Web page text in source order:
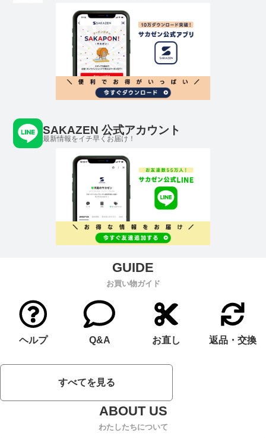
SAKAZEN 公式アカウント
最新情報をイチ早くお届け！
お買い物ガイド
ヘルプ Q&A お直し 返品・交換
すべてを見る
わたしたちについて